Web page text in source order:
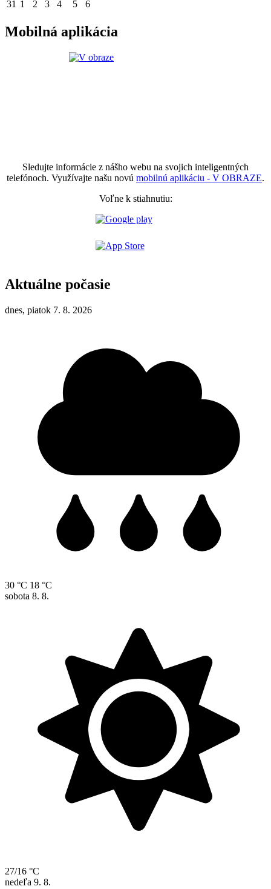
31 1 2 3 4 5 6
Mobilná aplikácia
Sledujte informácie z nášho webu na svojich inteligentných
telefónoch. Využívajte našu novú mobilnú aplikáciu - V OBRAZE.
Voľne k stiahnutiu:
Aktuálne počasie
dnes, piatok 7. 8. 2026
30 °C 18 °C
sobota 8. 8.
27/16 °C
nedeľa 9. 8.